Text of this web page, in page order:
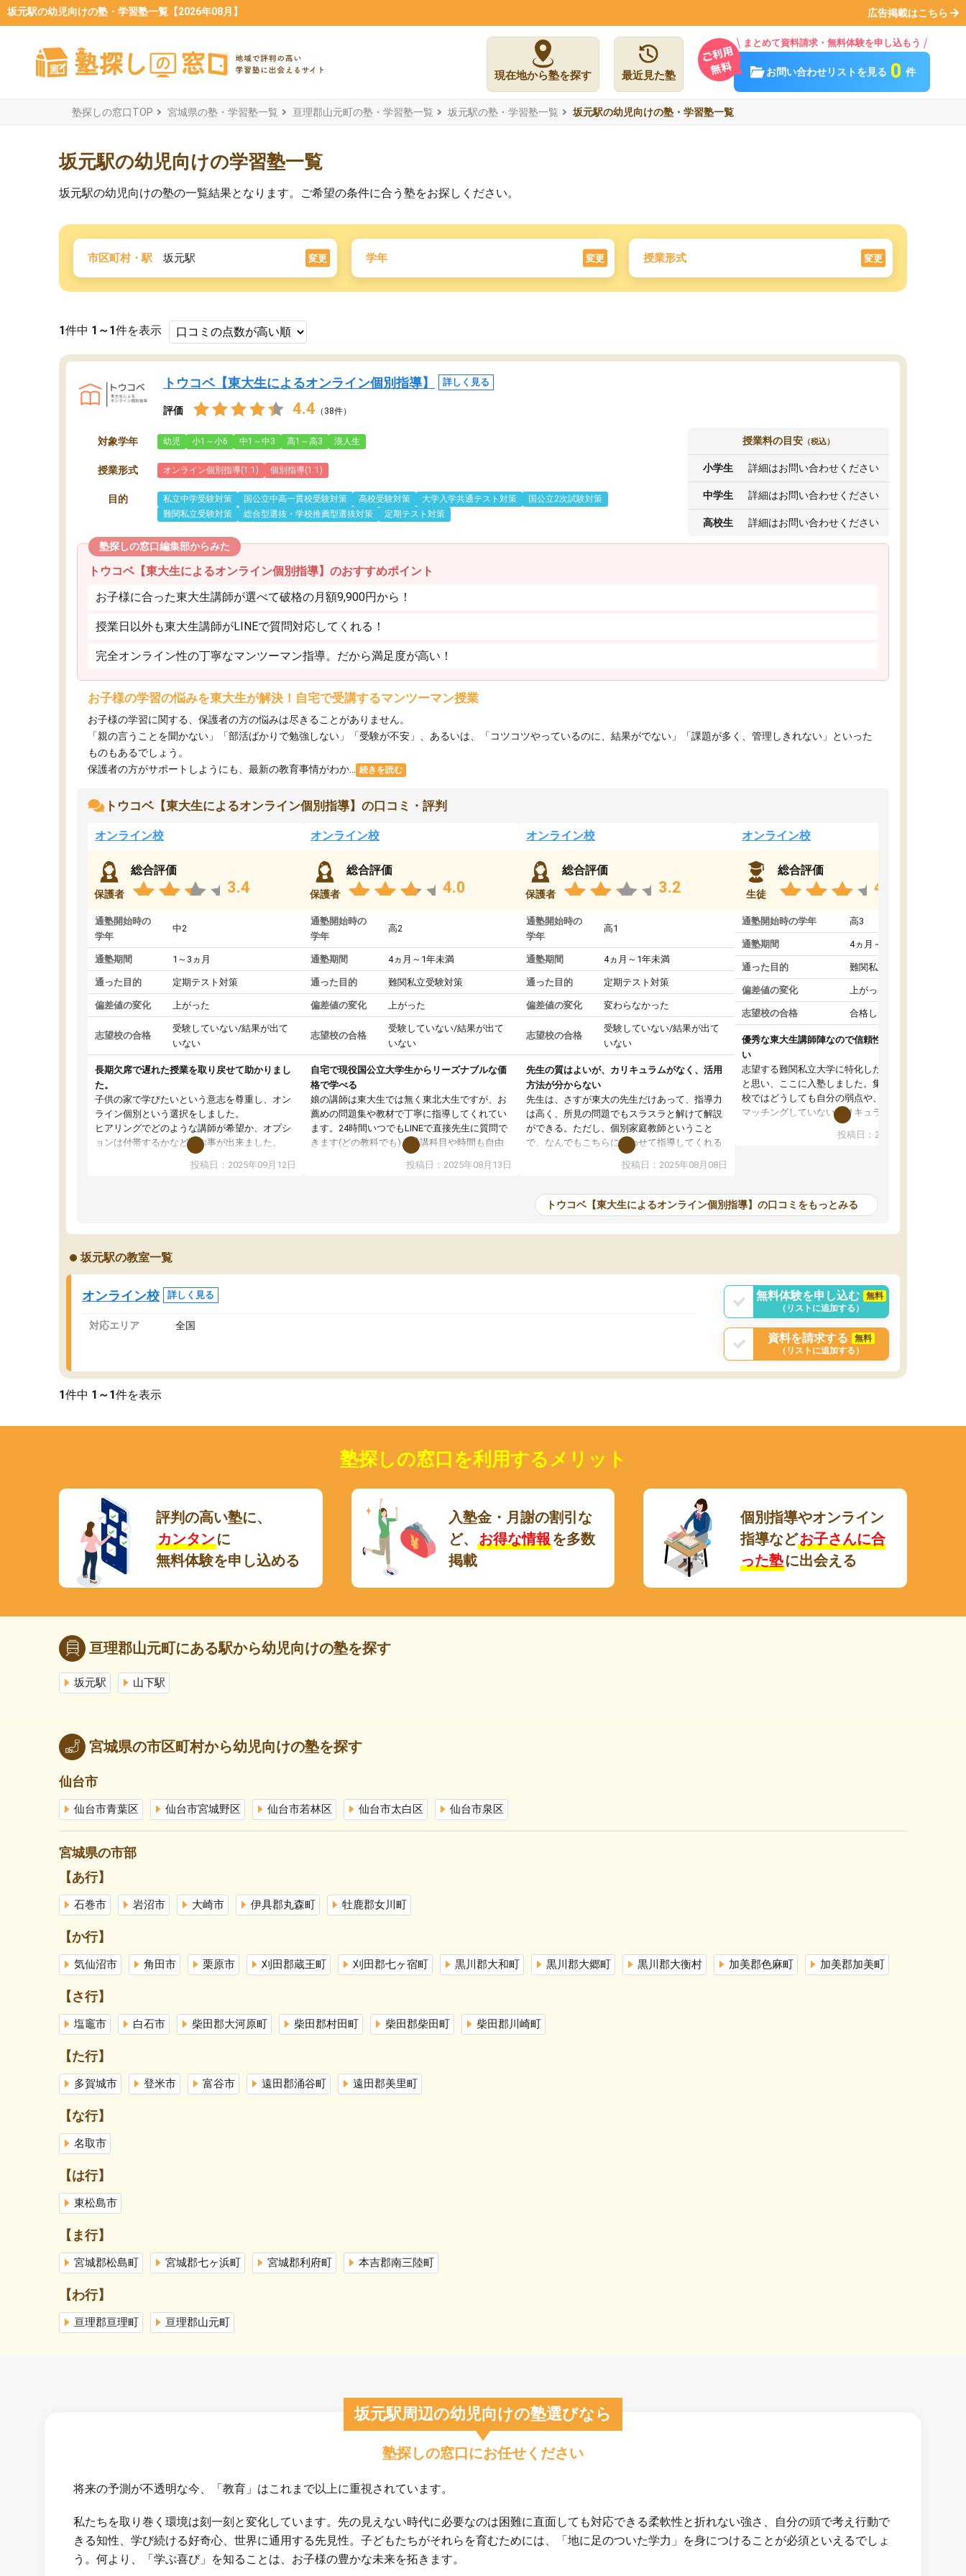
坂元駅の幼児向けの塾・学習塾一覧【2026年08月】 広告掲載はこちら
現在地から塾を探す 最近見た塾
まとめて資料請求・無料体験を申し込もう
お問い合わせリストを見る 0 件
塾探しの窓口TOP 宮城県の塾・学習塾一覧 亘理郡山元町の塾・学習塾一覧 坂元駅の塾・学習塾一覧 坂元駅の幼児向けの塾・学習塾一覧
坂元駅の幼児向けの学習塾一覧
坂元駅の幼児向けの塾の一覧結果となります。ご希望の条件に合う塾をお探しください。
市区町村・駅 坂元駅 変更 学年 変更 授業形式 変更
1件中 1～1件を表示
トウコベ【東大生によるオンライン個別指導】 詳しく見る
評価 4.4 （38件）
対象学年 幼児 小1～小6 中1～中3 高1～高3 浪人生
授業形式 オンライン個別指導(1:1) 個別指導(1:1)
目的 私立中学受験対策 国公立中高一貫校受験対策 高校受験対策 大学入学共通テスト対策
国公立2次試験対策
難関私立受験対策
総合型選抜・学校推薦型選抜対策 定期テスト対策
授業料の目安 （税込）
小学生 詳細はお問い合わせください
中学生 詳細はお問い合わせください
高校生 詳細はお問い合わせください
塾探しの窓口編集部からみた
トウコベ【東大生によるオンライン個別指導】のおすすめポイント
お子様に合った東大生講師が選べて破格の月額9,900円から！
授業日以外も東大生講師がLINEで質問対応してくれる！
完全オンライン性の丁寧なマンツーマン指導。だから満足度が高い！
お子様の学習の悩みを東大生が解決！自宅で受講するマンツーマン授業
お子様の学習に関する、保護者の方の悩みは尽きることがありません。
「親の言うことを聞かない」「部活ばかりで勉強しない」「受験が不安」、あるいは、「コツコツやっているのに、結果がでない」「課題が多く、管理しきれない」といった
ものもあるでしょう。
保護者の方がサポートしようにも、最新の教育事情がわか...
続きを読む
トウコベ【東大生によるオンライン個別指導】の口コミ・評判
オンライン校
保護者
総合評価
3.4
通塾開始時の
学年
中2
通塾期間 1～3ヵ月
通った目的 定期テスト対策
偏差値の変化 上がった
志望校の合格
受験していない/結果が出て
いない
長期欠席で遅れた授業を取り戻せて助かりまし
た。
子供の家で学びたいという意志を尊重し、オン
ライン個別という選択をしました。
ヒアリングでどのような講師が希望か、オプシ
ョンは付帯するかなど選ぶ事が出来ました。
講師とのマッチング後講師との初回ミーティン
グを行い、その講師で良いか他の講師を希望す
オンラインツールを使用した単語帳の共有があ
り宿題もそちらで出される形でした。
2ヶ月で担当講師の方がお辞めになると言う事で
講師変更の申し出があり、あまりに短期での変
更だった為、塾に通う事にして退会しました。
遅れも取り戻せ、授業内容や講師の方は良かっ
投稿日：2025年09月12日
オンライン校
保護者
総合評価
4.0
通塾開始時の
学年
高2
通塾期間 4ヵ月～1年未満
通った目的 難関私立受験対策
偏差値の変化 上がった
志望校の合格
受験していない/結果が出て
いない
自宅で現役国公立大学生からリーズナブルな価
格で学べる
娘の講師は東大生では無く東北大生ですが、お
薦めの問題集や教材で丁寧に指導してくれてい
ます。24時間いつでもLINEで直接先生に質問で
きます(どの教科でも)。受講科目や時間も自由
に決めれるので、個人に合った勉強ができると
思います。カリキュラム相談みたいなのがあり
ます。講師も合わなければチェンジできます
投稿日：2025年08月13日
オンライン校
保護者
総合評価
3.2
通塾開始時の
学年
高1
通塾期間 4ヵ月～1年未満
通った目的 定期テスト対策
偏差値の変化 変わらなかった
志望校の合格
受験していない/結果が出て
いない
先生の質はよいが、カリキュラムがなく、活用
方法が分からない
先生は、さすが東大の先生だけあって、指導力
は高く、所見の問題でもスラスラと解けて解説
ができる。ただし、個別家庭教師ということ
で、なんでもこちらに合わせて指導してくれる
のだが、具体的なカリキュラムがない。当方
は、授業の先取り学習をするため、学校の教科
いただいたが、1時間の時間を使って進められる
範囲は限られており、それであれば自学自習で
なく、上手い活用の仕方が分からず辞めること
投稿日：2025年08月08日
オンライン校
生徒
総合評価
4.4
通塾開始時の学年 高3
通塾期間 4ヵ月～1年未満
通った目的 難関私立受験対策
偏差値の変化 上がった
志望校の合格 合格した
優秀な東大生講師陣なので信頼性や安心感が高
い
志望する難関私立大学に特化した準備をしたい
と思い、ここに入塾しました。集団指導の予備
校ではどうしても自分の弱点や、志望校対策に
マッチングしていないカリキュラムに不安を感
また受験のノウハウを蓄積している優秀な東大
ツーマン指導によって、自分の志望校にふさわ
しいオリジナルのカリキュラムを提案してくれ
と感じました。
投稿日：2024年02月19日
トウコベ【東大生によるオンライン個別指導】の口コミをもっとみる
坂元駅の教室一覧
オンライン校 詳しく見る
対応エリア 全国
無料体験を申し込む
無料
（リストに追加する）
資料を請求する
無料
（リストに追加する）
1件中 1～1件を表示
塾探しの窓口を利用するメリット
評判の高い塾に、
カンタン に
無料体験を申し込める
入塾金・月謝の割引な
ど、
お得な情報 を多数
掲載
個別指導やオンライン
指導などお子さんに合
った塾に出会える
亘理郡山元町にある駅から幼児向けの塾を探す
坂元駅 山下駅
宮城県の市区町村から幼児向けの塾を探す
仙台市
仙台市青葉区 仙台市宮城野区 仙台市若林区 仙台市太白区 仙台市泉区
宮城県の市部
【あ行】
石巻市 岩沼市 大崎市 伊具郡丸森町 牡鹿郡女川町
【か行】
気仙沼市 角田市 栗原市 刈田郡蔵王町 刈田郡七ヶ宿町 黒川郡大和町 黒川郡大郷町 黒川郡大衡村 加美郡色麻町 加美郡加美町
【さ行】
塩竈市 白石市 柴田郡大河原町 柴田郡村田町 柴田郡柴田町 柴田郡川崎町
【た行】
多賀城市 登米市 富谷市 遠田郡涌谷町 遠田郡美里町
【な行】
名取市
【は行】
東松島市
【ま行】
宮城郡松島町 宮城郡七ヶ浜町 宮城郡利府町 本吉郡南三陸町
【わ行】
亘理郡亘理町 亘理郡山元町
坂元駅周辺の幼児向けの塾選びなら
塾探しの窓口にお任せください
将来の予測が不透明な今、「教育」はこれまで以上に重視されています。
私たちを取り巻く環境は刻一刻と変化しています。先の見えない時代に必要なのは困難に直面しても対応できる柔軟性と折れない強さ、自分の頭で考え行動で
きる知性、学び続ける好奇心、世界に通用する先見性。子どもたちがそれらを育むためには、「地に足のついた学力」を身につけることが必須といえるでしょ
う。何より、「学ぶ喜び」を知ることは、お子様の豊かな未来を拓きます。